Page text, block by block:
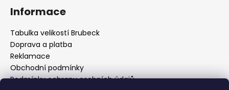
y
Informace
Tabulka velikostí Brubeck
Doprava a platba
Reklamace
Obchodní podmínky
Podmínky ochrany osobních údajů